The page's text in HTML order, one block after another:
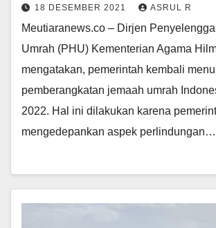
18 DESEMBER 2021 ASRUL R
Meutiaranews.co – Dirjen
Umrah (PHU) Kementerian Agama
mengatakan, pemerintah kembali
pemberangkatan jemaah umrah
2022. Hal ini dilakukan karena
mengedepankan aspek perlindungan…